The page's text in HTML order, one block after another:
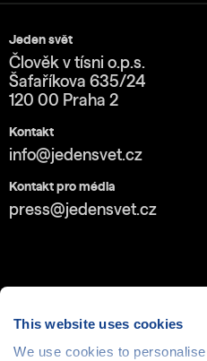
This website uses cookies
We use cookies to
Jeden svět
Člověk v tísni o.p.s.
Šafaříkova 635/24
120 00 Praha 2
Kontakt
info@jedensvet.cz
Kontakt pro média
press@jedensvet.cz